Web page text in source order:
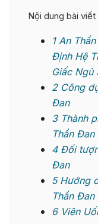
Nội dung bài viết
1An Thần
Định Hệ
Giấc Ngủ
2Công
Đan
3Thành
Thần Đan
4Đối
Đan
5Hướng
Thần Đan
6Viên